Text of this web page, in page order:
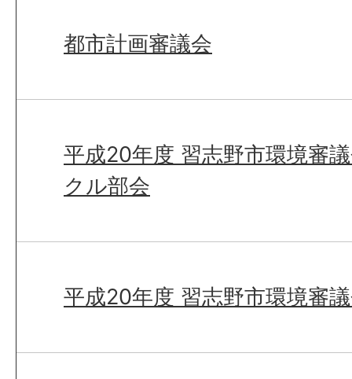
都市計画審議会
平成20年度 習志野市環境審
クル部会
平成20年度 習志野市環境審